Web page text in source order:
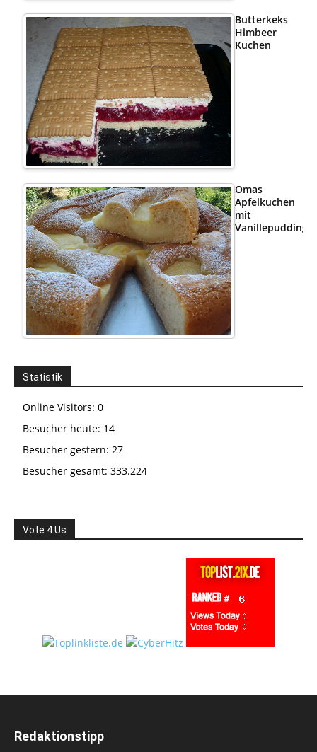
Butterkeks
Himbeer
Kuchen
Omas
Apfelkuchen
mit
Vanillepudding
Statistik
Online Visitors: 0
Besucher heute: 14
Besucher gestern: 27
Besucher gesamt: 333.224
Vote 4 Us
Redaktionstipp